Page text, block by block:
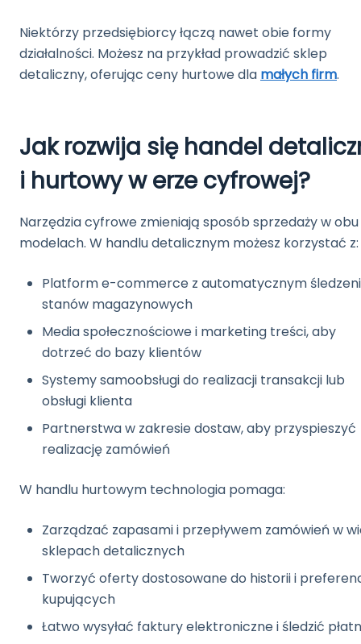
Niektórzy przedsiębiorcy łączą nawet obie formy
działalności. Możesz na przykład prowadzić sklep
detaliczny, oferując ceny hurtowe dla małych firm.
Jak rozwija się handel
i hurtowy w erze cyfrowej?
Narzędzia cyfrowe zmieniają sposób sprzedaży w obu
modelach. W handlu detalicznym możesz korzystać z:
Platform e-commerce z automatycznym
stanów magazynowych
Media społecznościowe i marketing treści, aby
dotrzeć do bazy klientów
Systemy samoobsługi do realizacji transakcji lub
obsługi klienta
Partnerstwa w zakresie dostaw, aby przyspieszyć
realizację zamówień
W handlu hurtowym technologia pomaga:
Zarządzać zapasami i przepływem zamówień w
sklepach detalicznych
Tworzyć oferty dostosowane do historii i
kupujących
Łatwo wysyłać faktury elektroniczne i śledzić